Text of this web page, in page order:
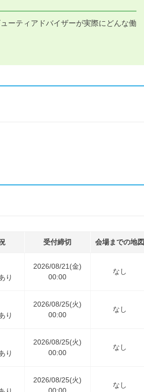
ーティアドバイザーが実際にどんな働
受付締切 会場までの地図
り
2026/08/21(金)
00:00
なし
り
2026/08/25(火)
00:00
なし
り
2026/08/25(火)
00:00
なし
2026/08/25(火)
なし